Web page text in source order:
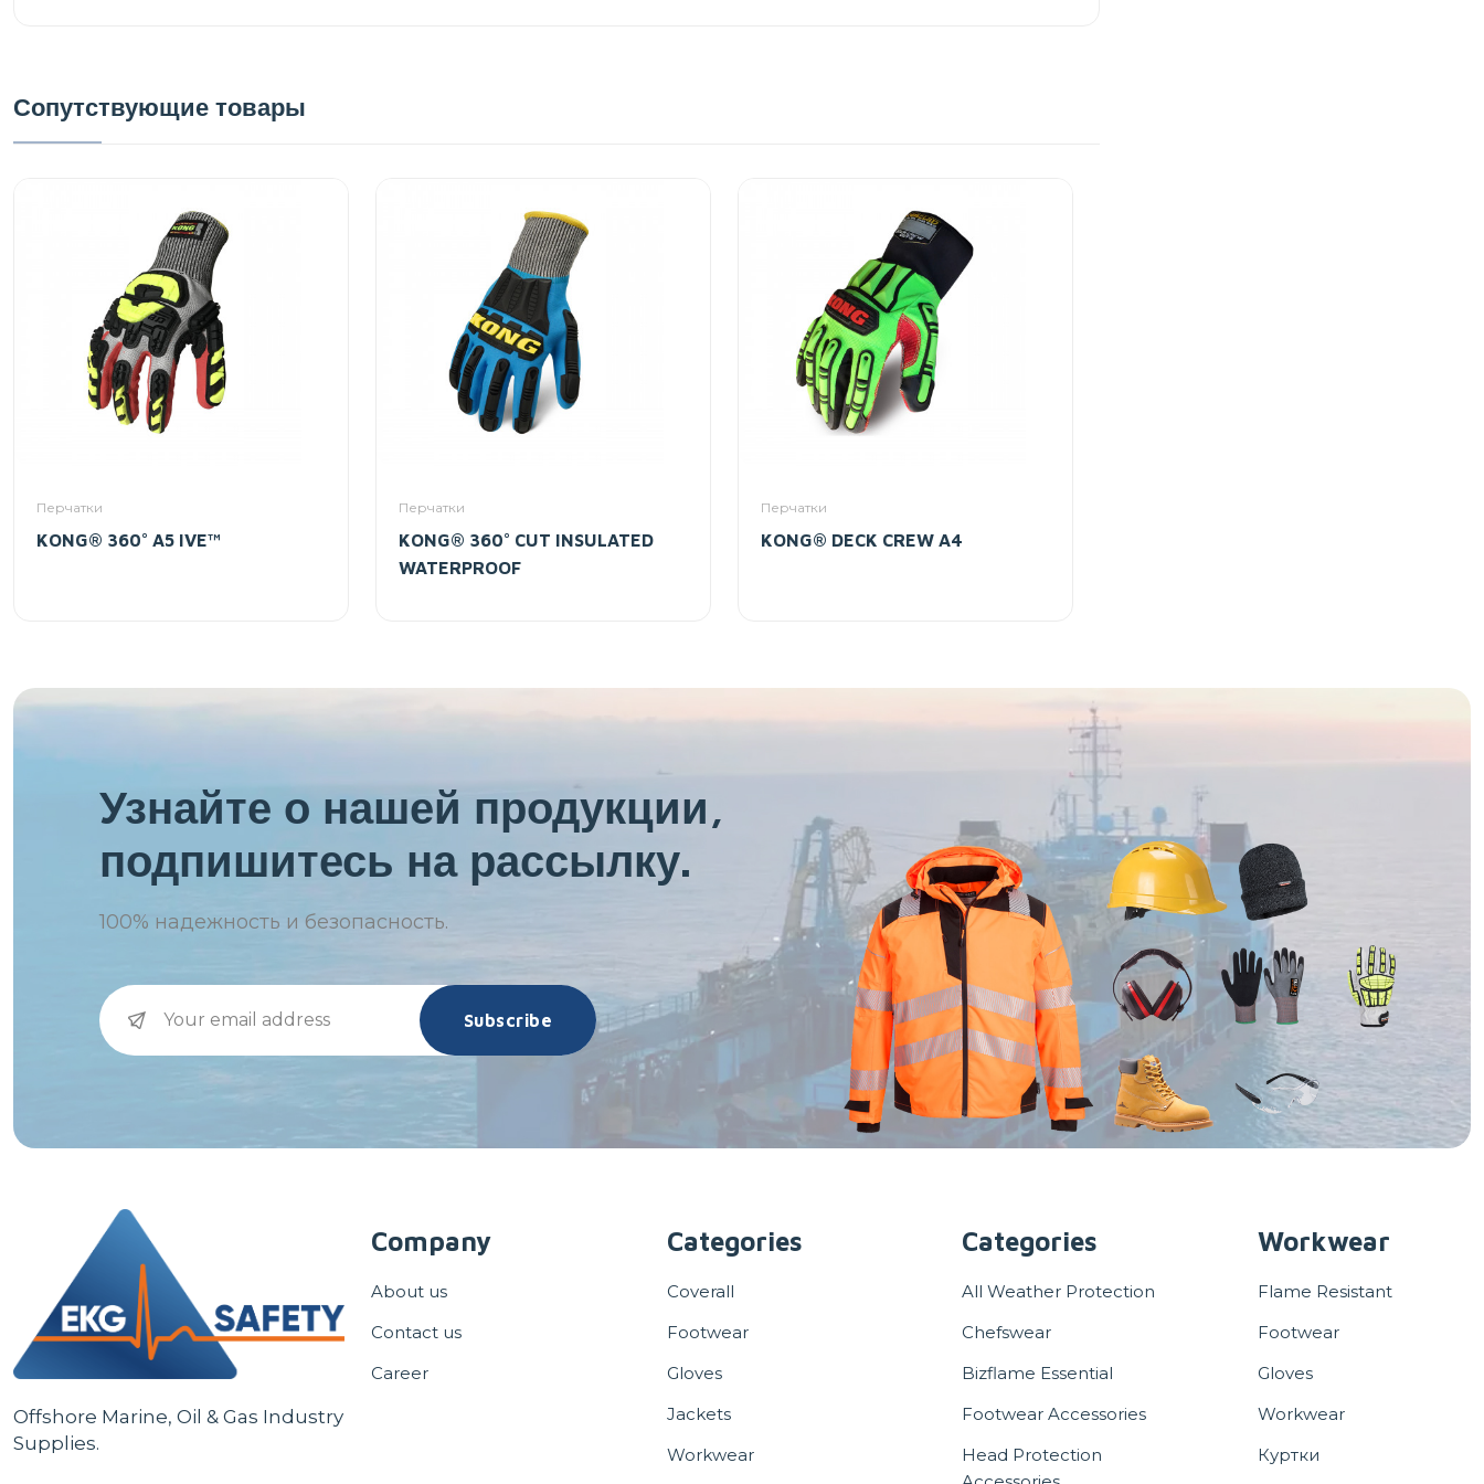
Сопутствующие товары
Перчатки
KONG® 360° A5 IVE™
Перчатки
KONG® 360° CUT INSULATED
WATERPROOF
Перчатки
KONG® DECK CREW A4
Узнайте о нашей продукции,
подпишитесь на рассылку.
100% надежность и безопасность.
Subscribe
Offshore Marine, Oil & Gas Industry
Supplies.
Company
About us
Contact us
Career
Categories
Coverall
Footwear
Gloves
Jackets
Workwear
Categories
All Weather Protection
Chefswear
Bizflame Essential
Footwear Accessories
Head Protection
Workwear
Flame Resistant
Footwear
Gloves
Workwear
Куртки